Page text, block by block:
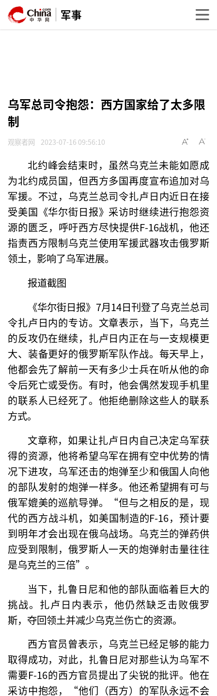
军事
乌军总司令抱怨：西方国家给了太多限
制
观察者网 2023-07-16 09:56:10
北约峰会结束时，虽然乌克兰未能如愿成
为北约成员国，但西方多国再度宣布追加对乌
军援。不过，乌克兰总司令扎卢日内近日在接
受美国《华尔街日报》采访时继续进行抱怨资
源的匮乏，呼吁西方尽快提供F-16战机，他还
指责西方限制乌克兰使用军援武器攻击俄罗斯
领土，影响了乌军进展。
报道截图
《华尔街日报》7月14日刊登了乌克兰总司
令扎卢日内的专访。文章表示，当下，乌克兰
的反攻仍在继续，扎卢日内正在与一支规模更
大、装备更好的俄罗斯军队作战。每天早上，
他都会先了解前一天有多少士兵在听从他的命
令后死亡或受伤。有时，他会偶然发现手机里
的联系人已经死了。他拒绝删除这些人的联系
方式。
文章称，如果让扎卢日内自己决定乌军获
得的资源，他将希望乌军在拥有空中优势的情
况下进攻，乌军还击的炮弹至少和俄国人向他
的部队发射的炮弹一样多。他还希望拥有可与
俄军媲美的巡航导弹。“但与之相反的是，现
代的西方战斗机，如美国制造的F-16，预计要
到明年才会出现在俄乌战场。乌克兰的弹药供
应受到限制，俄罗斯人一天的炮弹射击量往往
是乌克兰的三倍”。
当下，扎鲁日尼和他的部队面临着巨大的
挑战。扎卢日内表示，他仍然缺乏击败俄罗
斯，夺回领土并减少乌克兰伤亡的资源。
西方官员曾表示，乌克兰已经足够的能力
取得成功，对此，扎鲁日尼对那些认为乌军不
需要F-16的西方官员提出了尖锐的批评。他在
采访中抱怨，“他们（西方）的军队永远不会